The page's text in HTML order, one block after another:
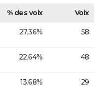
% des voix
Voix
27,36% 58
22,64% 48
13,68% 29